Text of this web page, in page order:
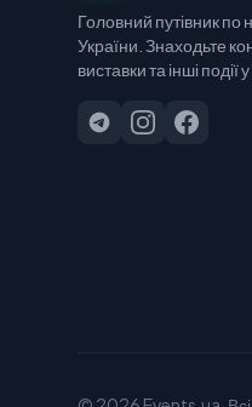
Головний путівник по
України. Знаходьте
виставки та інші події